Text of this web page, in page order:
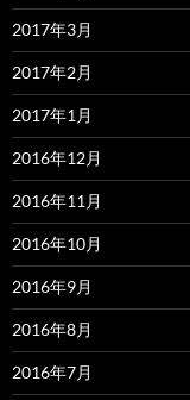
2017年3月
2017年2月
2017年1月
2016年12月
2016年11月
2016年10月
2016年9月
2016年8月
2016年7月